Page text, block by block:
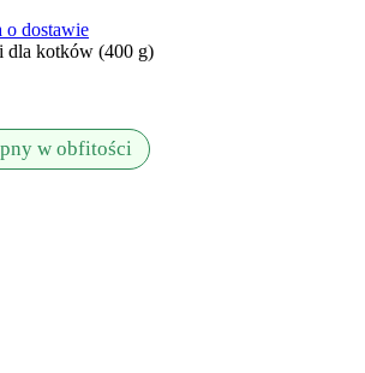
o dostawie
dla kotków (400 g)
w obfitości